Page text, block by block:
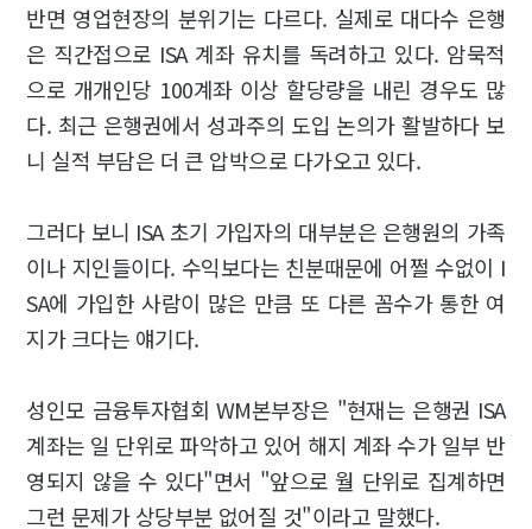
반면 영업현장의 분위기는 다르다. 실제로 대다수 은행
은 직간접으로 ISA 계좌 유치를 독려하고 있다. 암묵적
으로 개개인당 100계좌 이상 할당량을 내린 경우도 많
다. 최근 은행권에서 성과주의 도입 논의가 활발하다 보
니 실적 부담은 더 큰 압박으로 다가오고 있다.
그러다 보니 ISA 초기 가입자의 대부분은 은행원의 가족
이나 지인들이다. 수익보다는 친분때문에 어쩔 수없이 I
SA에 가입한 사람이 많은 만큼 또 다른 꼼수가 통한 여
지가 크다는 얘기다.
성인모 금융투자협회 WM본부장은 "현재는 은행권 ISA
계좌는 일 단위로 파악하고 있어 해지 계좌 수가 일부 반
영되지 않을 수 있다"면서 "앞으로 월 단위로 집계하면
그런 문제가 상당부분 없어질 것"이라고 말했다.